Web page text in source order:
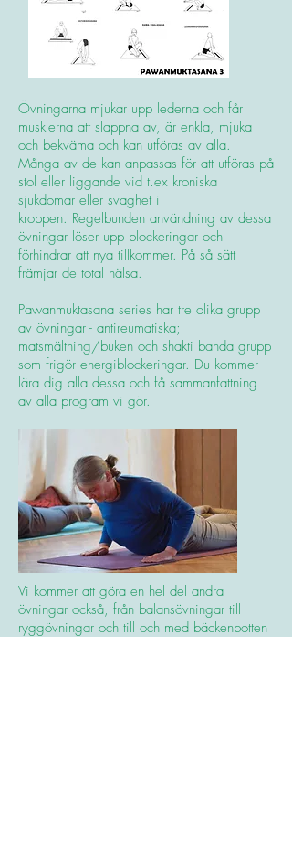
Övningarna mjukar upp lederna och får
musklerna att slappna av, är enkla, mjuka
och bekväma och kan utföras av alla.
Många av de kan anpassas för att utföras på
stol eller liggande vid t.ex kroniska
sjukdomar eller svaghet i
kroppen. Regelbunden användning av dessa
övningar löser upp blockeringar och
förhindrar att nya tillkommer. På så sätt
främjar de total hälsa.
Pawanmuktasana series har tre olika grupp
av övningar - antireumatiska;
matsmältning/buken och shakti banda grupp
som frigör energiblockeringar. Du kommer
lära dig alla dessa och få sammanfattning
av alla program vi gör.
Vi kommer att göra en hel del andra
övningar också, från balansövningar till
ryggövningar och till och med bäckenbotten